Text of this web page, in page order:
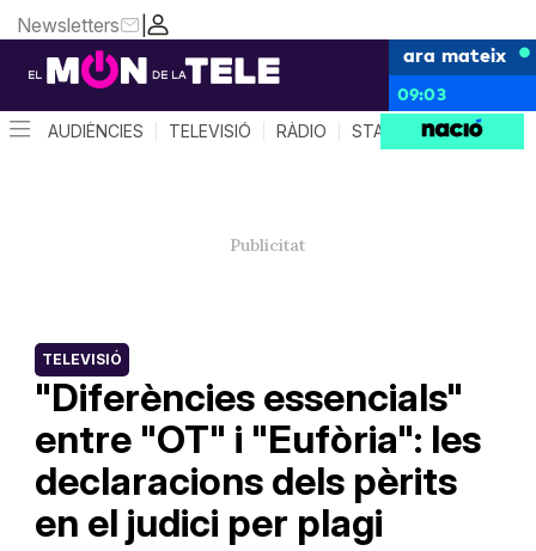
|
Newsletters
ara mateix
09:03
AUDIÈNCIES TELEVISIÓ RÀDIO STAR SYSTEM
"Diferències essencials"
entre "OT" i "Eufòria": les
declaracions dels pèrits
en el judici per plagi
TELEVISIÓ